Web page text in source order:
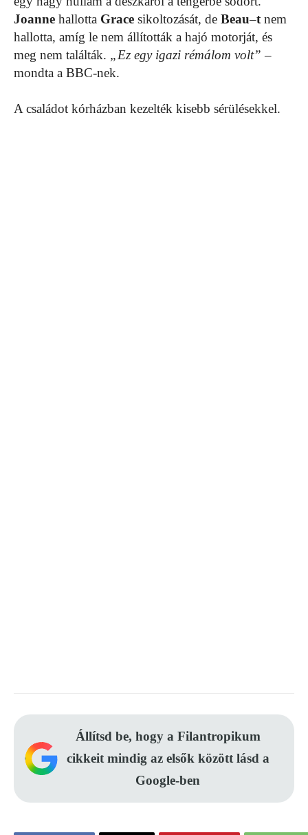
Joanne hallotta Grace sikoltozását, de Beau–t nem
hallotta, amíg le nem állították a hajó motorját, és
meg nem találták. „Ez egy igazi rémálom volt” –
mondta a BBC-nek.
A családot kórházban kezelték kisebb sérülésekkel.
Állítsd be, hogy a Filantropikum
cikkeit mindig az elsők között lásd a
Google-ben